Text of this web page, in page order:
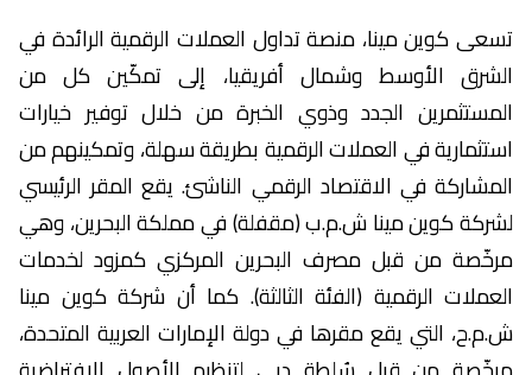
تسعى كوين مينا، منصة تداول العملات الرقمية الرائدة في
الشرق الأوسط وشمال أفريقيا، إلى تمكّين كل من
المستثمرين الجدد وذوي الخبرة من خلال توفير خيارات
استثمارية في العملات الرقمية بطريقة سهلة، وتمكينهم من
المشاركة في الاقتصاد الرقمي الناشئ. يقع المقر الرئيسي
لشركة كوين مينا ش.م.ب (مقفلة) في مملكة البحرين، وهي
مرخّصة من قبل مصرف البحرين المركزي كمزود لخدمات
العملات الرقمية (الفئة الثالثة). كما أن شركة كوين مينا
ش.م.ح، التي يقع مقرها في دولة الإمارات العربية المتحدة،